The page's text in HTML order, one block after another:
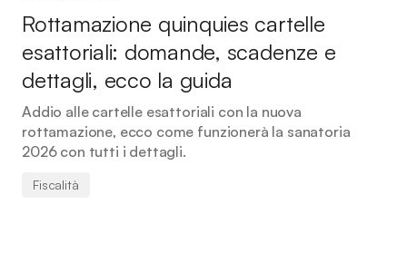
Rottamazione quinquies cartelle
esattoriali: domande, scadenze e
dettagli, ecco la guida
Addio alle cartelle esattoriali con la nuova
rottamazione, ecco come funzionerà la sanatoria
2026 con tutti i dettagli.
Fiscalità